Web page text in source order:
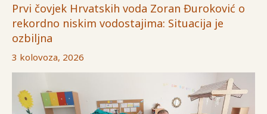
Prvi čovjek Hrvatskih voda Zoran Đuroković o
rekordno niskim vodostajima: Situacija je
ozbiljna
3 kolovoza, 2026